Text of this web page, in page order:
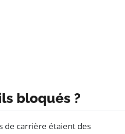
bloqués ?
de carrière étaient des